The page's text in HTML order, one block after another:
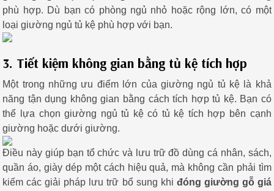
phù hợp. Dù bạn có phòng ngủ nhỏ hoặc rộng lớn, có một
loại giường ngủ tủ kệ phù hợp với bạn.
3. Tiết kiệm không gian bằng tủ kệ tích hợp
Một trong những ưu điểm lớn của giường ngủ tủ kệ là khả
năng tận dụng không gian bằng cách tích hợp tủ kệ. Bạn có
thể lựa chọn giường ngủ tủ kệ có tủ kệ tích hợp bên cạnh
giường hoặc dưới giường.
Điều này giúp bạn tổ chức và lưu trữ đồ dùng cá nhân, sách,
quần áo, giày dép một cách hiệu quả, mà không cần phải tìm
kiếm các giải pháp lưu trữ bổ sung khi đóng giường gỗ giá